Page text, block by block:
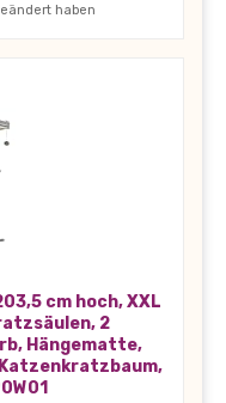
haben
cm hoch, XXL
2
Hängematte,